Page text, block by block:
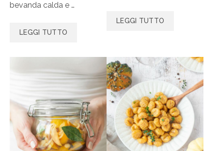
bevanda calda e …
LEGGI TUTTO
LEGGI TUTTO